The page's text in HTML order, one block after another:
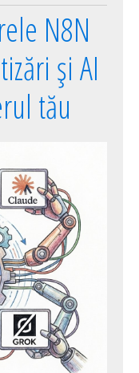
N8N
și AI
tău